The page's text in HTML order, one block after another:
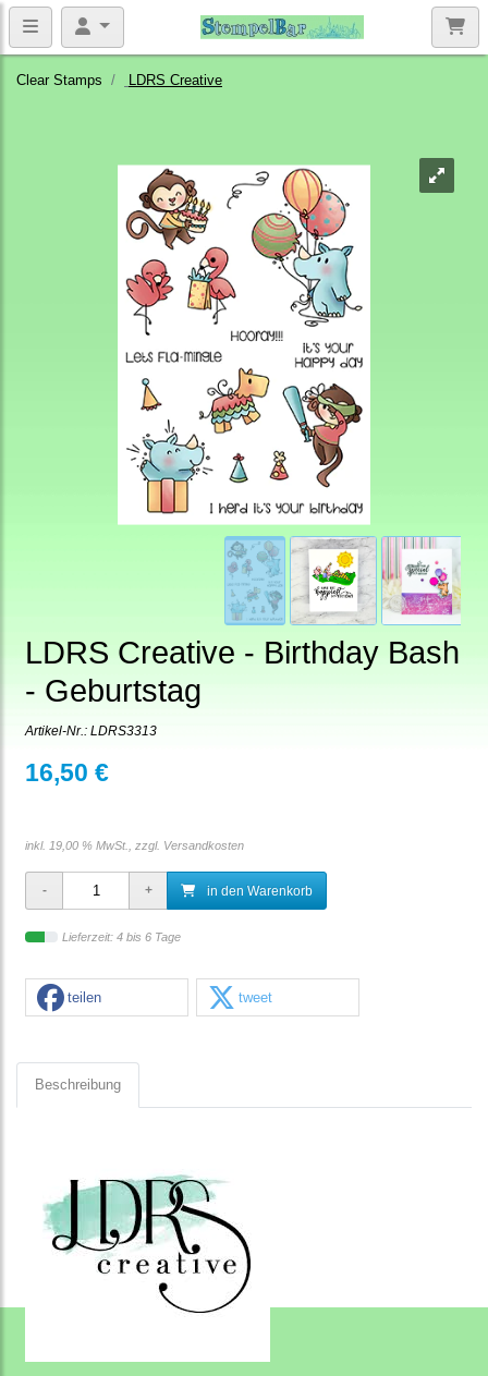
Clear Stamps LDRS Creative
LDRS Creative - Birthday Bash
- Geburtstag
Artikel-Nr.: LDRS3313
16,50 €
inkl. 19,00 % MwSt., zzgl. Versandkosten
in den Warenkorb
Lieferzeit: 4 bis 6 Tage
teilen tweet
Beschreibung